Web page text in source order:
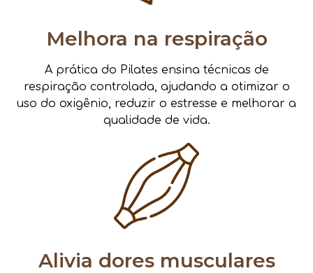
Melhora na respiração
A prática do Pilates ensina técnicas de
respiração controlada, ajudando a otimizar o
uso do oxigênio, reduzir o estresse e melhorar a
qualidade de vida.
Alivia dores musculares